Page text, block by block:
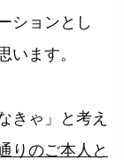
ションとし
います。
きゃ」と考え
りのご本人と